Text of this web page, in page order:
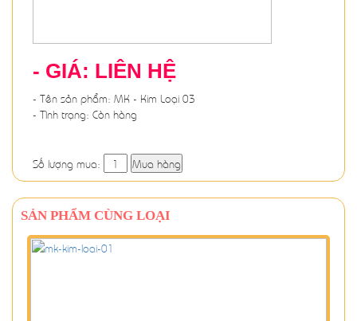
- GIÁ: LIÊN HỆ
- Tên sản phẩm: MK - Kim Loại 03
- Tình trạng: Còn hàng
Số lượng mua: Mua hàng
SẢN PHẨM CÙNG LOẠI